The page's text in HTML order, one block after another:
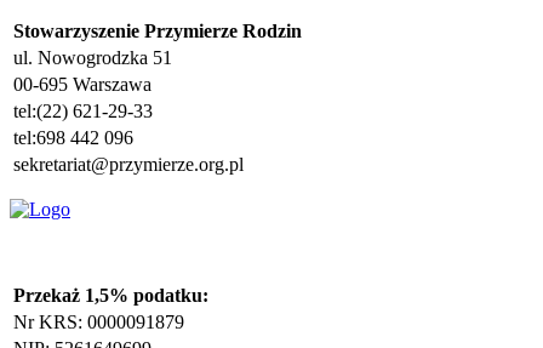
Stowarzyszenie Przymierze Rodzin
ul. Nowogrodzka 51
00-695 Warszawa
tel:(22) 621-29-33
tel:698 442 096
sekretariat@przymierze.org.pl
Przekaż 1,5% podatku:
Nr KRS: 0000091879